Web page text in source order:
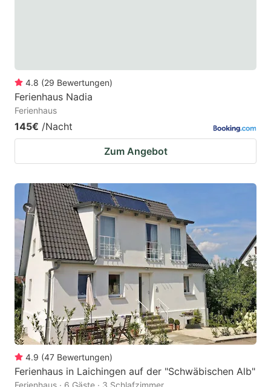
4.8 (29 Bewertungen)
Ferienhaus Nadia
Ferienhaus
145€ /Nacht
Zum Angebot
4.9 (47 Bewertungen)
Ferienhaus in Laichingen auf der "Schwäbischen Alb"
Ferienhaus · 6 Gäste · 3 Schlafzimmer